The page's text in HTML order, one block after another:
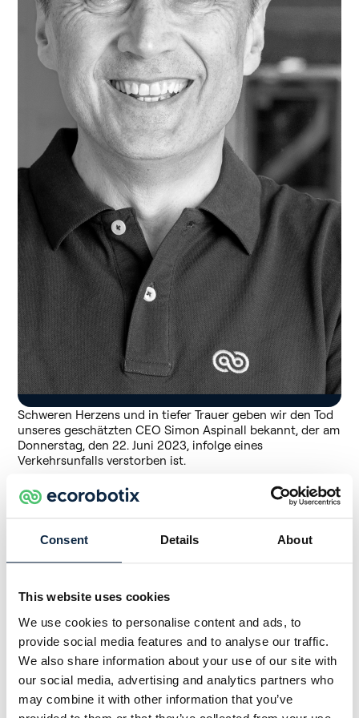
Consent Details About
This website uses cookies
We use cookies to personalise content and ads, to
provide social media features and to analyse our traffic.
We also share information about your use of our site with
our social media, advertising and analytics partners who
may combine it with other information that you’ve
Schweren Herzens und in tiefer Trauer geben wir den Tod
unseres geschätzten CEO Simon Aspinall bekannt, der am
Donnerstag, den 22. Juni 2023, infolge eines
Verkehrsunfalls verstorben ist.
Simon war eine außergewöhnliche
Führungspersönlichkeit, ein Mentor und ein Freund, den
wir schmerzlich vermissen werden. Sein ansteckender
Optimismus und sein lebensfrohes Wesen wurden von
allen geschätzt, die ihn kannten.
unseres Unternehmens verankert bleiben. Simon hat
Teamkultur förderte, zu Kreativität inspirierte und jeden
Einzelnen von uns ermutigte, über sich hinauszuwachsen.
Seine Bereitschaft, sich scheinbar unlösbaren
Herausforderungen zu stellen und Hindernisse zu
überwinden, war eine Inspiration für alle, die das Privileg
hatten, mit ihm zusammenzuarbeiten. Stets mit einem
Lächeln auf den Lippen brachte er eine einzigartige